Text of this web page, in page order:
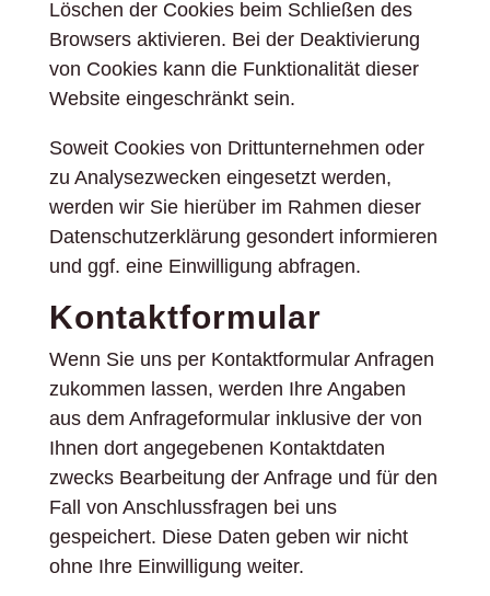
Löschen der Cookies beim Schließen des
Browsers aktivieren. Bei der Deaktivierung
von Cookies kann die Funktionalität dieser
Website eingeschränkt sein.
Soweit Cookies von Drittunternehmen oder
zu Analysezwecken eingesetzt werden,
werden wir Sie hierüber im Rahmen dieser
Datenschutzerklärung gesondert informieren
und ggf. eine Einwilligung abfragen.
Kontaktformular
Wenn Sie uns per Kontaktformular Anfragen
zukommen lassen, werden Ihre Angaben
aus dem Anfrageformular inklusive der von
Ihnen dort angegebenen Kontaktdaten
zwecks Bearbeitung der Anfrage und für den
Fall von Anschlussfragen bei uns
gespeichert. Diese Daten geben wir nicht
ohne Ihre Einwilligung weiter.